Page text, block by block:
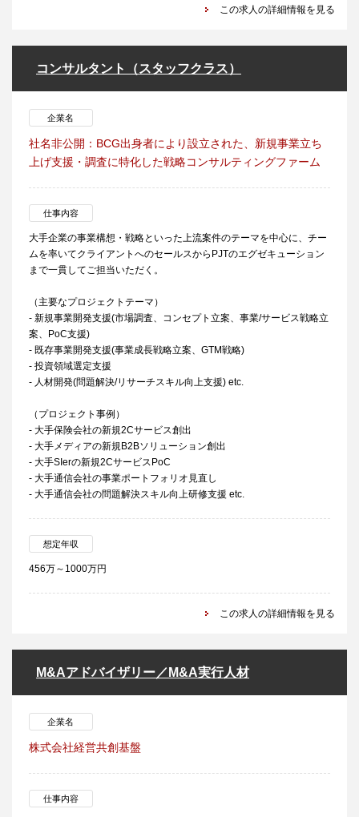
この求人の詳細情報を見る
コンサルタント（スタッフクラス）
企業名
社名非公開：BCG出身者により設立された、新規事業立ち
上げ支援・調査に特化した戦略コンサルティングファーム
仕事内容
大手企業の事業構想・戦略といった上流案件のテーマを中心に、チー
ムを率いてクライアントへのセールスからPJTのエグゼキューション
まで一貫してご担当いただく。
（主要なプロジェクトテーマ）
- 新規事業開発支援(市場調査、コンセプト立案、事業/サービス戦略立
案、PoC支援)
- 既存事業開発支援(事業成長戦略立案、GTM戦略)
- 投資領域選定支援
- 人材開発(問題解決/リサーチスキル向上支援) etc.
（プロジェクト事例）
- 大手保険会社の新規2Cサービス創出
- 大手メディアの新規B2Bソリューション創出
- 大手SIerの新規2CサービスPoC
- 大手通信会社の事業ポートフォリオ見直し
- 大手通信会社の問題解決スキル向上研修支援 etc.
想定年収
456万～1000万円
この求人の詳細情報を見る
M&Aアドバイザリー／M&A実行人材
企業名
株式会社経営共創基盤
仕事内容